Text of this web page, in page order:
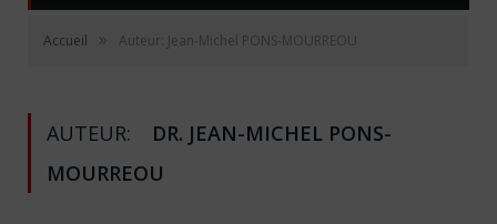
Accueil » Auteur: Jean-Michel PONS-MOURREOU
AUTEUR:
DR. JEAN-MICHEL PONS-
MOURREOU